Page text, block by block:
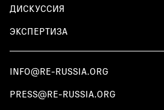
ДИСКУССИЯ
ЭКСПЕРТИЗА
INFO@RE-RUSSIA.ORG
PRESS@RE-RUSSIA.ORG